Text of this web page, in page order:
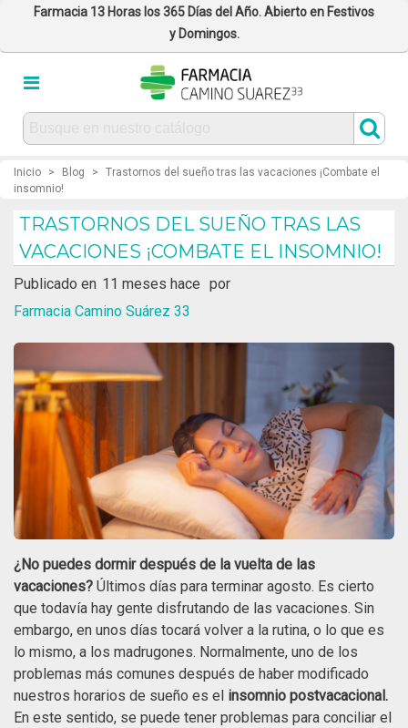
Farmacia 13 Horas los 365 Días del Año. Abierto en Festivos
y Domingos.
Inicio > Blog >
Trastornos del sueño tras las vacaciones ¡Combate el
insomnio!
TRASTORNOS DEL SUEÑO TRAS LAS
VACACIONES ¡COMBATE EL INSOMNIO!
Publicado en 11 meses hace por
Farmacia Camino Suárez 33
¿No puedes dormir después de la vuelta de las
vacaciones? Últimos días para terminar agosto. Es cierto
que todavía hay gente disfrutando de las vacaciones. Sin
embargo, en unos días tocará volver a la rutina, o lo que es
lo mismo, a los madrugones. Normalmente, uno de los
problemas más comunes después de haber modificado
nuestros horarios de sueño es el insomnio postvacacional.
En este sentido, se puede tener problemas para conciliar el